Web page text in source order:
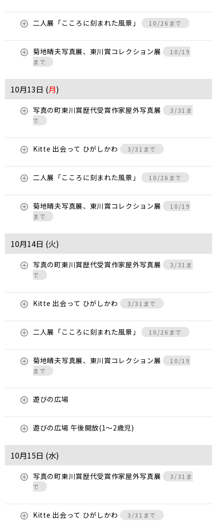
二人展「こころに刻まれた風景」 10/26まで
菊地晴夫写真展、東川賞コレクション展
10/19
まで
10月13日 (月)
写真の町東川賞歴代受賞作家屋外写真展
3/31ま
で
Kitte 出会って ひがしかわ 3/31まで
二人展「こころに刻まれた風景」 10/26まで
菊地晴夫写真展、東川賞コレクション展
10/19
まで
10月14日 (火)
写真の町東川賞歴代受賞作家屋外写真展
3/31ま
で
Kitte 出会って ひがしかわ 3/31まで
二人展「こころに刻まれた風景」 10/26まで
菊地晴夫写真展、東川賞コレクション展
10/19
まで
遊びの広場
遊びの広場 午後開放(1～2歳児)
10月15日 (水)
写真の町東川賞歴代受賞作家屋外写真展
3/31ま
で
Kitte 出会って ひがしかわ 3/31まで